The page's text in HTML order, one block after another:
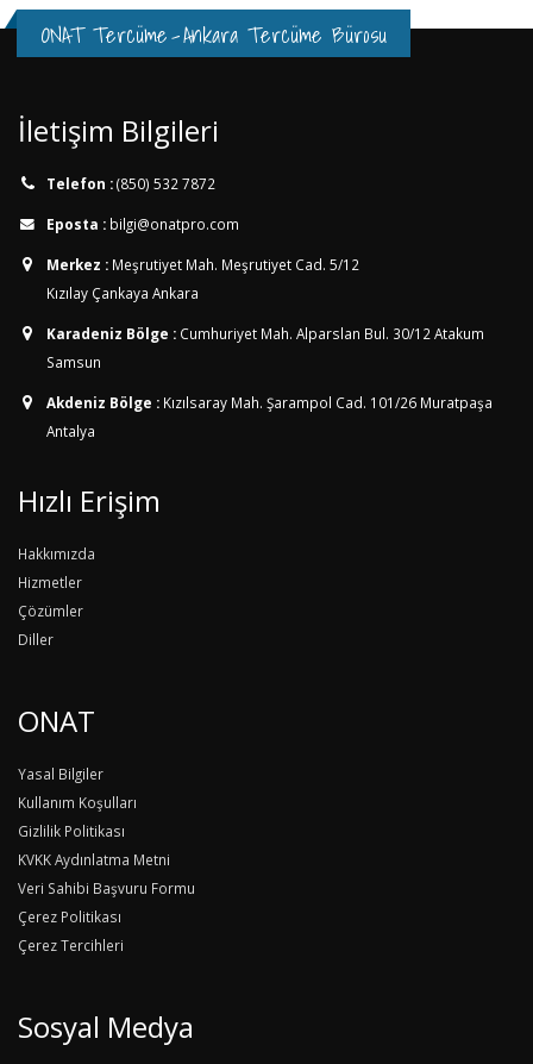
ONAT Tercüme-Ankara Tercüme Bürosu
İletişim Bilgileri
Telefon :(850) 532 7872
Eposta : bilgi@onatpro.com
Merkez : Meşrutiyet Mah. Meşrutiyet Cad. 5/12
Kızılay Çankaya Ankara
Karadeniz Bölge : Cumhuriyet Mah. Alparslan Bul. 30/12 Atakum
Samsun
Akdeniz Bölge : Kızılsaray Mah. Şarampol Cad. 101/26 Muratpaşa
Antalya
Hızlı Erişim
Hakkımızda
Hizmetler
Çözümler
Diller
ONAT
Yasal Bilgiler
Kullanım Koşulları
Gizlilik Politikası
KVKK Aydınlatma Metni
Veri Sahibi Başvuru Formu
Çerez Politikası
Çerez Tercihleri
Sosyal Medya